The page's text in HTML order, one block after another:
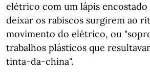
elétrico com um lápis encostado
deixar os rabiscos surgirem ao
movimento do elétrico, ou
trabalhos plásticos que
tinta-da-china".